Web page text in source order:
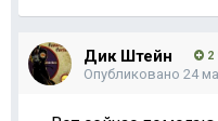
Дик Штейн 2
Опубликовано 24